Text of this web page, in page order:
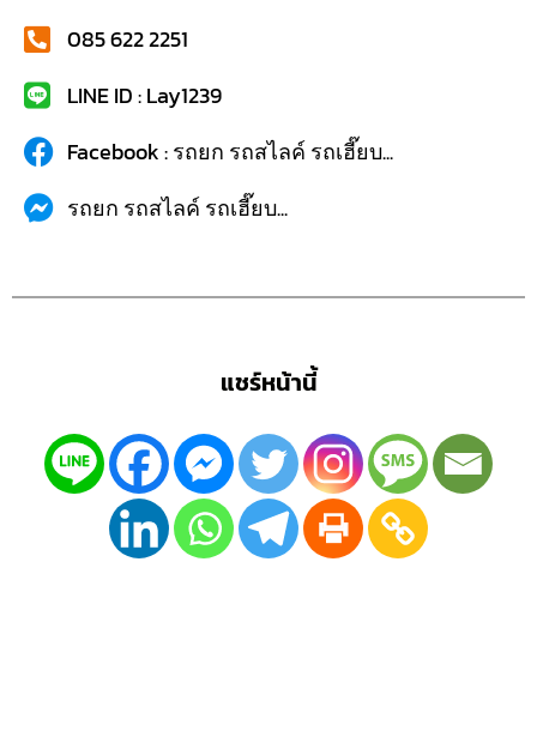
085 622 2251
LINE ID : Lay1239
Facebook : รถยก รถสไลค์ รถเฮี๊ยบ...
รถยก รถสไลค์ รถเฮี๊ยบ...
แชร์หน้านี้